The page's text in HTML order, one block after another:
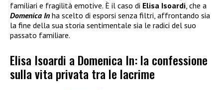
familiari e fragilità emotive. È il caso di Elisa Isoardi , che a
Domenica In ha scelto di esporsi senza filtri, affrontando sia
la fine della sua storia sentimentale sia le radici del suo
passato familiare.
Elisa Isoardi a Domenica In: la confessione
sulla vita privata tra le lacrime